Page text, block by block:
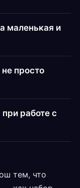
маленькая и
не просто
работе с
тем, что